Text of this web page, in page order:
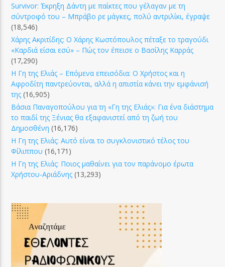
Survivor: Έκρηξη Δάντη με παίκτες που γέλαγαν με τη
σύντροφό του – Μπράβο ρε μάγκες, πολύ αντριλίκι, έγραψε
(18,546)
Χάρης Ακριτίδης: Ο Χάρης Κωστόπουλος πέταξε το τραγούδι
«Καρδιά είσαι εσύ» – Πώς τον έπεισε ο Βασίλης Καρράς
(17,290)
Η Γη της Ελιάς – Επόμενα επεισόδια: Ο Χρήστος και η
Αφροδίτη παντρεύονται, αλλά η απιστία κάνει την εμφάνισή
της (16,905)
Βάσια Παναγοπούλου για τη «Γη της Ελιάς»: Για ένα διάστημα
το παιδί της Ξένιας θα εξαφανιστεί από τη ζωή του
Δημοσθένη (16,176)
Η Γη της Ελιάς: Αυτό είναι το συγκλονιστικό τέλος του
Φίλιππου (16,171)
Η Γη της Ελιάς: Ποιος μαθαίνει για τον παράνομο έρωτα
Χρήστου-Αριάδνης (13,293)